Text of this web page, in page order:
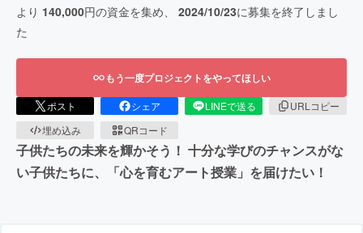
より 140,000円の資金を集め、 2024/10/23に募集を終了しまし
た
もう一度プロジェクトをやってほしい
ポスト シェア LINEで送る
URLコピー
埋め込み
QRコード
子供たちの未来を輝かそう！ 十分な学びのチャンスがな
い子供たちに、「心を育むアート授業」を届けたい！